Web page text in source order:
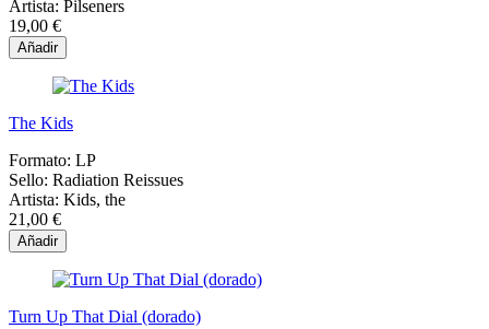
Artista: Pilseners
19,00 €
Añadir
The Kids
Formato: LP
Sello: Radiation Reissues
Artista: Kids, the
21,00 €
Añadir
Turn Up That Dial (dorado)